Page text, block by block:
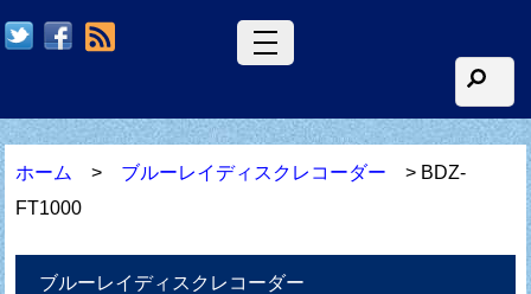
ホーム > ブルーレイディスクレコーダー > BDZ-
FT1000
ブルーレイディスクレコーダー